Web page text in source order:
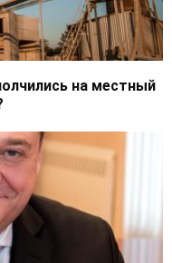
на местный